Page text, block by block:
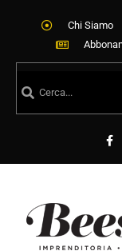
Chi Siamo